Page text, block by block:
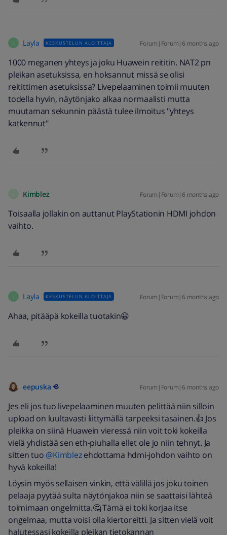
L Layla KESKUSTELUN ALOITTAJA Forum|Forum|6 months ago
1000 meganen yhteys ja joku Huawein reititin. NAT2 pn
pleikan asetuksissa, en hoksannut missä se olisi
reitittimen asetuksissa? Livepelaaminen toimii muuten
todella hyvin, näytönjako alkaa normaalisti mutta
muutaman sekunnin päästä tulee ilmoitus "yhteys
katkennut"
Kimblez Forum|Forum|6 months ago
Toisaalla jollakin on auttanut PlayStationin HDMI johdon
vaihto.
L Layla KESKUSTELUN ALOITTAJA Forum|Forum|6 months ago
Ahaa, pitääpä kokeilla tuotakin😀
eepuska Forum|Forum|6 months ago
Jes eli jos tuo livepelaaminen muuten pelittää niin silloin
upload on luultavasti liittymällä tarpeeksi tasainen.👍 Jos
pleikka on siinä Huawein vieressä niin voit toki kokeilla
vielä yhdistää sen eth-piuhalla ellet ole jo niin tehnyt. Ja
sitten tuo ​ @Kimblezehdottama hdmi-johdon vaihto on
hyvä kokeilla!
Löysin myös sellaisen vinkin, että välillä jos joku toinen
pelaaja pyytää sulta näytönjakoa niin se saattaisi lähteä
toimimaan ongelmitta.🤔 Tämä ei toki korjaa itse
ongelmaa, mutta voisi olla kiertoreitti. Ja sitten vielä voit
halutessasi kokeilla pleikan tietokannan